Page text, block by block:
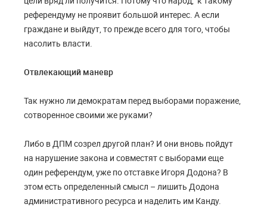
референдуму не проявит большой интерес. А если
граждане и выйдут, то прежде всего для того, чтобы
насолить власти.
Отвлекающий маневр
Так нужно ли демократам перед выборами поражение,
сотворенное своими же руками?
Либо в ДПМ созрел другой план? И они вновь пойдут
на нарушение закона и совместят с выборами еще
один референдум, уже по отставке Игоря Додона? В
этом есть определенный смысл – лишить Додона
административного ресурса и наделить им Канду.